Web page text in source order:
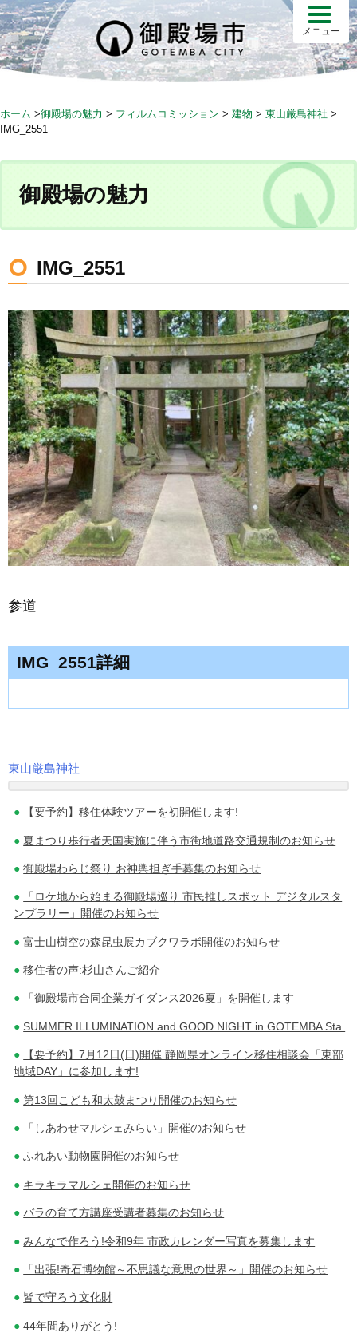
S
k
i
p
c
n
メニュー
ホーム >御殿場の魅力 > フィルムコミッション > 建物 > 東山厳島神社 >
IMG_2551
御殿場の魅力
IMG_2551
参道
IMG_2551詳細
投
稿
ナ
ビ
ゲ
シ
ョ
ン
東山厳島神社
【要予約】移住体験ツアーを初開催します!
夏まつり歩行者天国実施に伴う市街地道路交通規制のお知らせ
御殿場わらじ祭り お神輿担ぎ手募集のお知らせ
「ロケ地から始まる御殿場巡り 市民推しスポット デジタルスタ
ンプラリー」開催のお知らせ
富士山樹空の森昆虫展カブクワラボ開催のお知らせ
移住者の声:杉山さんご紹介
「御殿場市合同企業ガイダンス2026夏」を開催します
SUMMER ILLUMINATION and GOOD NIGHT in GOTEMBA Sta.
【要予約】7月12日(日)開催 静岡県オンライン移住相談会「東部
地域DAY」に参加します!
第13回こども和太鼓まつり開催のお知らせ
「しあわせマルシェみらい」開催のお知らせ
ふれあい動物園開催のお知らせ
キラキラマルシェ開催のお知らせ
バラの育て方講座受講者募集のお知らせ
みんなで作ろう!令和9年 市政カレンダー写真を募集します
「出張!奇石博物館～不思議な意思の世界～」開催のお知らせ
皆で守ろう文化財
44年間ありがとう!